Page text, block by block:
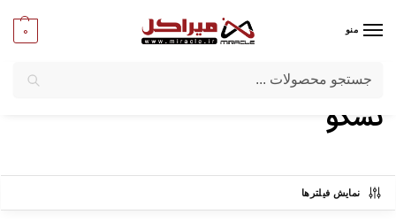
منو 0
میراکل/برندها/تسکو
تسکو
نمایش فیلترها